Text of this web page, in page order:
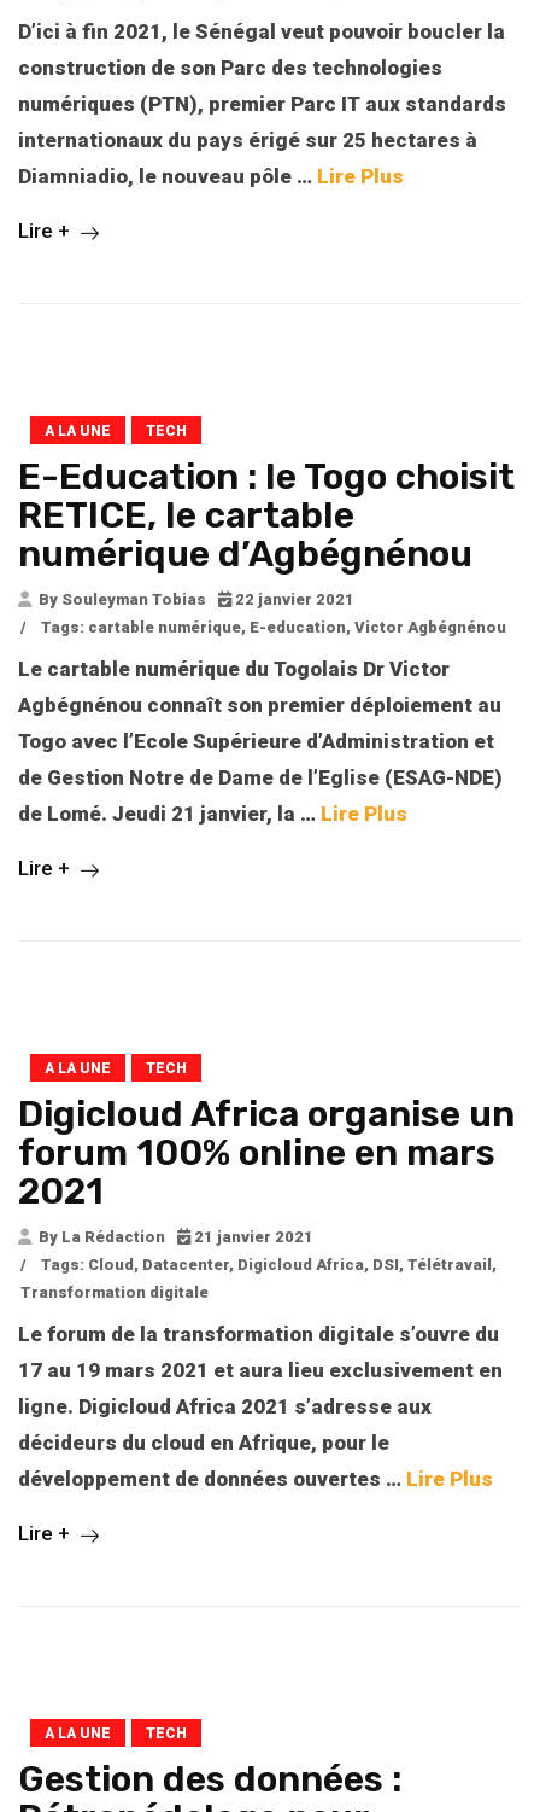
D’ici à fin 2021, le Sénégal veut pouvoir boucler la
construction de son Parc des technologies
numériques (PTN), premier Parc IT aux standards
internationaux du pays érigé sur 25 hectares à
Diamniadio, le nouveau pôle … Lire Plus
Lire +
A LA UNE TECH
E-Education : le Togo choisit
RETICE, le cartable
numérique d’Agbégnénou
By Souleyman Tobias
22 janvier 2021
/
Tags: cartable numérique, E-education, Victor Agbégnénou
Le cartable numérique du Togolais Dr Victor
Agbégnénou connaît son premier déploiement au
Togo avec l’Ecole Supérieure d’Administration et
de Gestion Notre de Dame de l’Eglise (ESAG-NDE)
de Lomé. Jeudi 21 janvier, la … Lire Plus
Lire +
A LA UNE TECH
Digicloud Africa organise un
forum 100% online en mars
2021
By La Rédaction
21 janvier 2021
/
Tags: Cloud, Datacenter, Digicloud Africa, DSI, Télétravail,
Transformation digitale
Le forum de la transformation digitale s’ouvre du
17 au 19 mars 2021 et aura lieu exclusivement en
ligne. Digicloud Africa 2021 s’adresse aux
décideurs du cloud en Afrique, pour le
développement de données ouvertes … Lire Plus
Lire +
A LA UNE TECH
Gestion des données :